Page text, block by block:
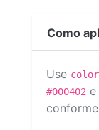
Como
Use
#000402 e